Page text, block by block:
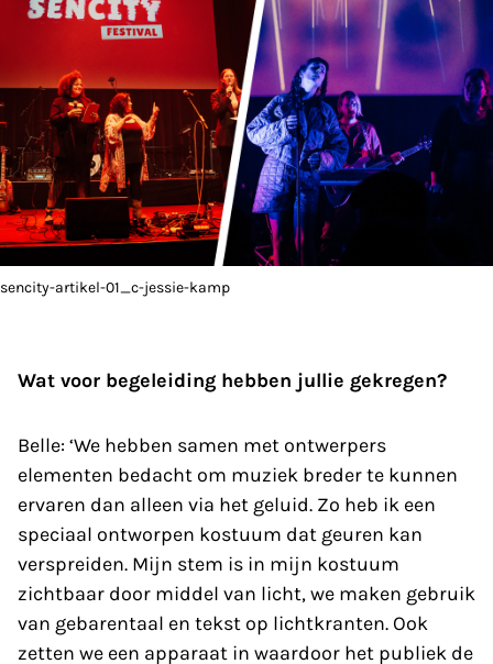
sencity-artikel-01_c-jessie-kamp
Wat voor begeleiding hebben jullie gekregen?
Belle: ‘We hebben samen met ontwerpers
elementen bedacht om muziek breder te kunnen
ervaren dan alleen via het geluid. Zo heb ik een
speciaal ontworpen kostuum dat geuren kan
verspreiden. Mijn stem is in mijn kostuum
zichtbaar door middel van licht, we maken gebruik
van gebarentaal en tekst op lichtkranten. Ook
zetten we een apparaat in waardoor het publiek de